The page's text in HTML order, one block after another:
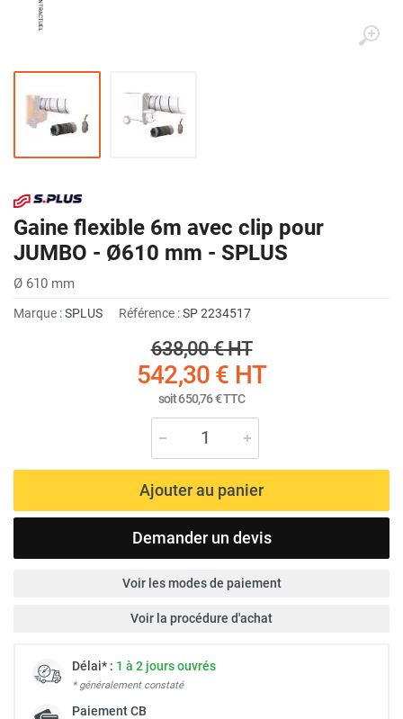
Gaine flexible 6m avec clip pour
JUMBO - Ø610 mm - SPLUS
Ø 610 mm
Marque :SPLUS Référence :SP 2234517
638,00 €HT
542,30 € HT
soit650,76 €TTC
Ajouter au panier
Demander un devis
Voir les modes de paiement
Voir la procédure d'achat
Délai* : 1 à 2 jours ouvrés
* généralement constaté
PaiementCB